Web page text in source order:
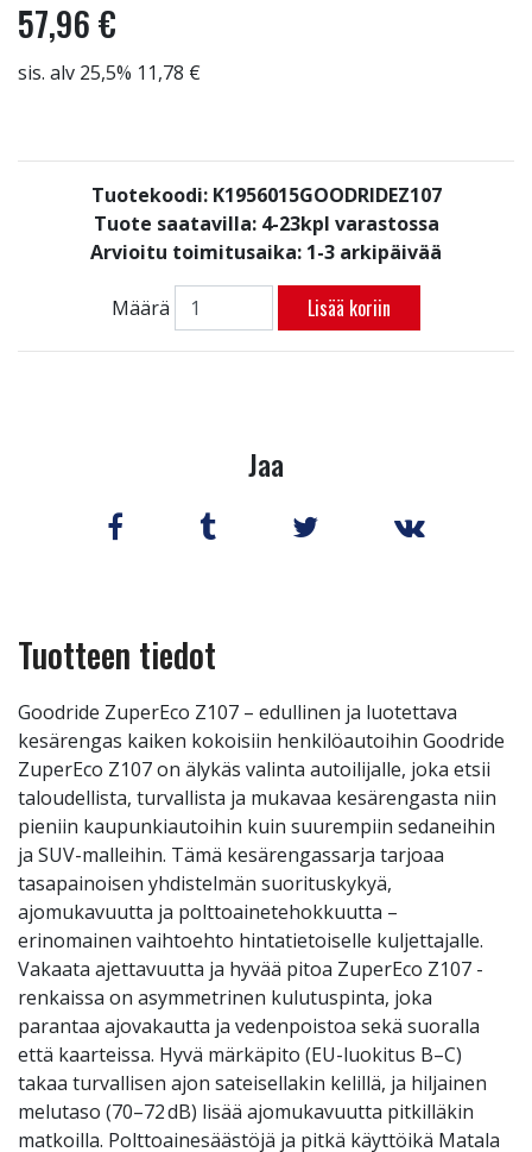
57,96 €
sis. alv 25,5% 11,78 €
Tuotekoodi: K1956015GOODRIDEZ107
Tuote saatavilla: 4-23kpl varastossa
Arvioitu toimitusaika: 1-3 arkipäivää
Määrä Lisää koriin
Jaa
Tuotteen tiedot
Goodride ZuperEco Z107 – edullinen ja luotettava
kesärengas kaiken kokoisiin henkilöautoihin Goodride
ZuperEco Z107 on älykäs valinta autoilijalle, joka etsii
taloudellista, turvallista ja mukavaa kesärengasta niin
pieniin kaupunkiautoihin kuin suurempiin sedaneihin
ja SUV-malleihin. Tämä kesärengassarja tarjoaa
tasapainoisen yhdistelmän suorituskykyä,
ajomukavuutta ja polttoainetehokkuutta –
erinomainen vaihtoehto hintatietoiselle kuljettajalle.
Vakaata ajettavuutta ja hyvää pitoa ZuperEco Z107 -
renkaissa on asymmetrinen kulutuspinta, joka
parantaa ajovakautta ja vedenpoistoa sekä suoralla
että kaarteissa. Hyvä märkäpito (EU-luokitus B–C)
takaa turvallisen ajon sateisellakin kelillä, ja hiljainen
melutaso (70–72 dB) lisää ajomukavuutta pitkilläkin
matkoilla. Polttoainesäästöjä ja pitkä käyttöikä Matala